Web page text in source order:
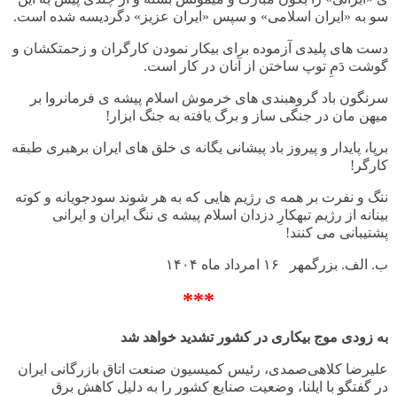
سو به «ایران اسلامی» و سپس «ایران عزیز» دگردیسه شده است.
دست های پلیدی آزموده برای بیکار نمودن کارگران و زحمتکشان و
گوشت دَمِ توپ ساختن از آنان در کار است.
سرنگون باد گروهبندی های خرموش اسلام پیشه ی فرمانروا بر
میهن مان در جنگی ساز و برگ یافته به جنگ ابزار!
برپا، پایدار و پیروز باد پیشانی یگانه ی خلق های ایران برهبری طبقه
کارگر!
ننگ و نفرت بر همه ی رژیم هایی که به هر شوند سودجویانه و کوته
بینانه از رژیم تبهکارِ دزدان اسلام پیشه ی ننگ ایران و ایرانی
پشتیبانی می کنند!
ب. الف. بزرگمهر ۱۶ امرداد ماه ۱۴۰۴
***
به زودی موج بیکاری در کشور تشدید خواهد شد
علیرضا کلاهی‌صمدی، رئیس کمیسیون صنعت اتاق بازرگانی ایران
در گفتگو با ایلنا، وضعیت صنایع کشور را به دلیل کاهش برق